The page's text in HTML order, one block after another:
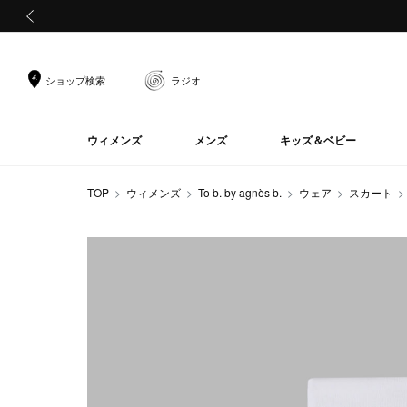
ショップ検索 ラジオ
ウィメンズ メンズ キッズ＆ベビー
TOP ウィメンズ To b. by agnès b. ウェア スカート